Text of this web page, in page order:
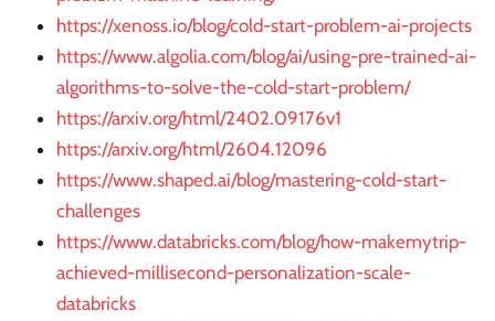
https://xenoss.io/blog/cold-start-problem-ai-projects
https://www.algolia.com/blog/ai/using-pre-trained-ai-
algorithms-to-solve-the-cold-start-problem/
https://arxiv.org/html/2402.09176v1
https://arxiv.org/html/2604.12096
https://www.shaped.ai/blog/mastering-cold-start-
challenges
https://www.databricks.com/blog/how-makemytrip-
achieved-millisecond-personalization-scale-
databricks